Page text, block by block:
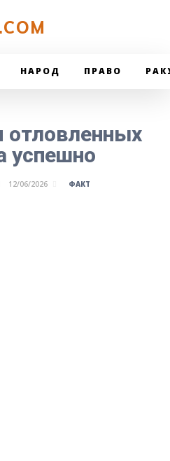
.COM
НАРОД ПРАВО
отловленных
успешно
12/06/2026 ФАКТ